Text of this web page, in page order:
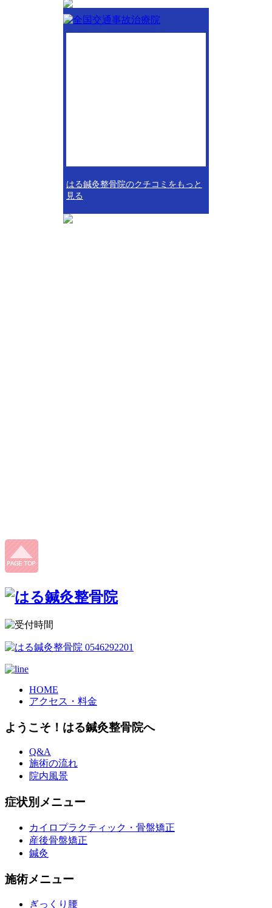
はる鍼灸整骨院のクチコミをもっと
見る
HOME
アクセス・料金
ようこそ！はる鍼灸整骨院へ
Q&A
施術の流れ
院内風景
症状別メニュー
カイロプラクティック・骨盤矯正
産後骨盤矯正
鍼灸
施術メニュー
ぎっくり腰